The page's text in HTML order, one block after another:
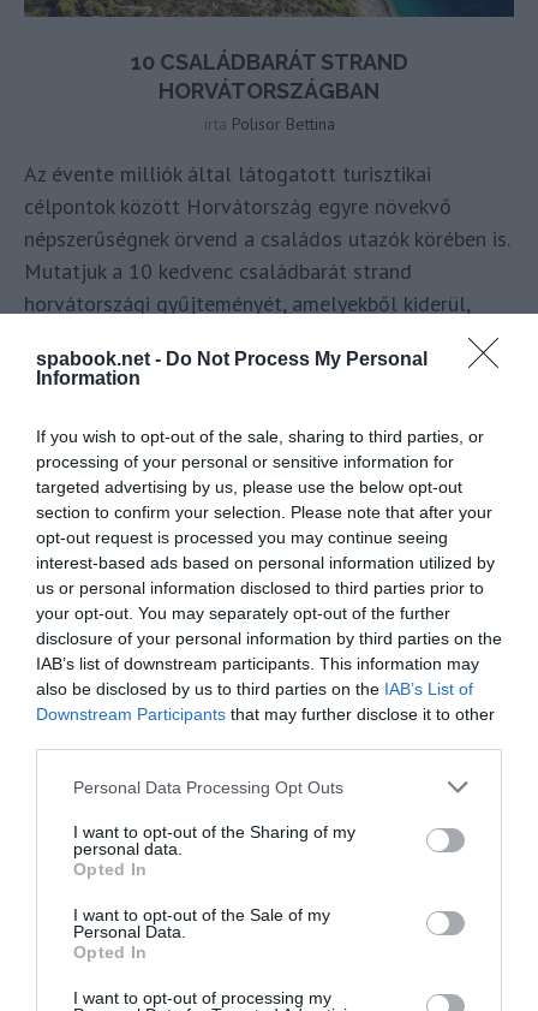
spabook.net - Do Not Process My Personal
Information
If you wish to opt-out of the sale, sharing to third parties, or
processing of your personal or sensitive information for
targeted advertising by us, please use the below opt-out
section to confirm your selection. Please note that after your
opt-out request is processed you may continue seeing
interest-based ads based on personal information utilized by
us or personal information disclosed to third parties prior to
your opt-out. You may separately opt-out of the further
disclosure of your personal information by third parties on the
IAB’s list of downstream participants. This information may
also be disclosed by us to third parties on the IAB’s List of
Downstream Participants that may further disclose it to other
Please note that this website/app uses one or more Google
not limited to your visit or usage behaviour. You may click to
grant or deny consent to Google and its third-party tags to
use your data for below specified purposes in below Google
consent section.
Personal Data Processing Opt Outs
I want to opt-out of the Sharing of my
personal data.
Opted In
I want to opt-out of the Sale of my
Personal Data.
Opted In
I want to opt-out of processing my
10 CSALÁDBARÁT STRAND
HORVÁTORSZÁGBAN
írta Polisor Bettina
Az évente milliók által látogatott turisztikai
célpontok között Horvátország egyre növekvő
népszerűségnek örvend a családos utazók körében is.
Mutatjuk a 10 kedvenc családbarát strand
horvátországi gyűjteményét, amelyekből kiderül,
találják meg azok a
családok a tökéletes nyaralást, akik egy, vagy több
OLVASS TOVÁBB